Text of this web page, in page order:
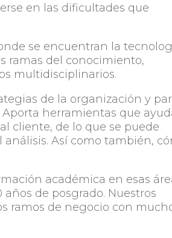
en las dificultades que
se encuentran la
ramas del conocimiento,
multidisciplinarios.
de la organización y
herramientas que
cliente, de lo que se puede
Así como también,
académica en esas
de posgrado. Nuestros
ramos de negocio con